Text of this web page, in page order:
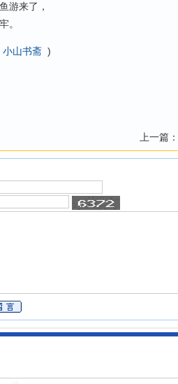
游来了，
。
小山书斋 )
上一篇：